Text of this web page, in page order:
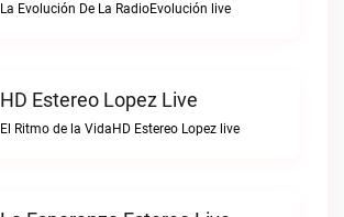
La Evolución De La RadioEvolución live
HD Estereo Lopez Live
El Ritmo de la VidaHD Estereo Lopez live